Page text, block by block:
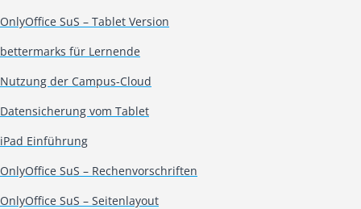
OnlyOffice SuS – Tablet Version
bettermarks für Lernende
Nutzung der Campus-Cloud
Datensicherung vom Tablet
iPad Einführung
OnlyOffice SuS – Rechenvorschriften
OnlyOffice SuS – Seitenlayout